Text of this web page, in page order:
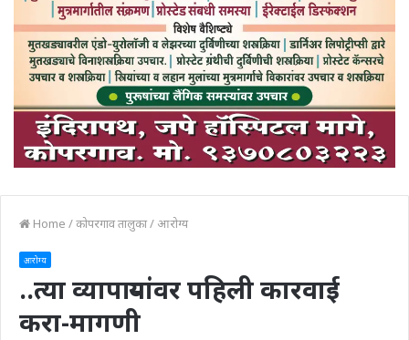
Home /कोपरगाव तालुका/ आरोग्य
आरोग्य
..त्या व्यापाऱ्यांवर पहिली कारवाई
करा-मागणी